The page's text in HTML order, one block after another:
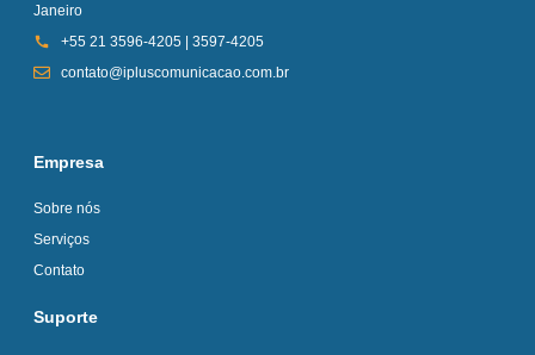
Janeiro
+55 21 3596-4205 | 3597-4205
contato@ipluscomunicacao.com.br
Empresa
Sobre nós
Serviços
Contato
Suporte